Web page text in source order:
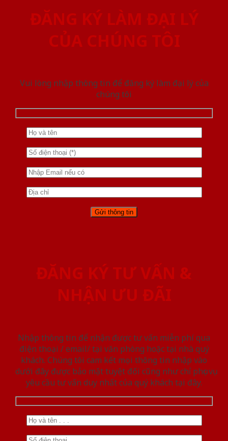
ĐĂNG KÝ LÀM ĐẠI LÝ
CỦA CHÚNG TÔI
Vui lòng nhập thông tin để đăng ký làm đại lý của
chúng tôi
ĐĂNG KÝ TƯ VẤN &
NHẬN ƯU ĐÃI
Nhập thông tin để nhận được tư vấn miễn phí qua
điện thoại / email/ tại văn phòng hoặc tại nhà quý
khách. Chúng tôi cam kết mọi thông tin nhập vào
dưới đây được bảo mật tuyệt đối cũng như chỉ phục vụ
yêu cầu tư vấn duy nhất của quý khách tại đây.